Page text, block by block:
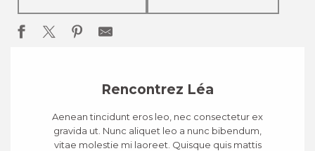
Rencontrez Léa
Aenean tincidunt eros leo, nec consectetur ex
gravida ut. Nunc aliquet leo a nunc bibendum,
vitae molestie mi laoreet. Quisque quis mattis